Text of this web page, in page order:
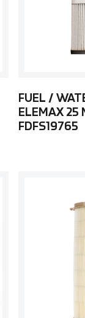
FUEL /
ELEMAX 25
FDFS19765